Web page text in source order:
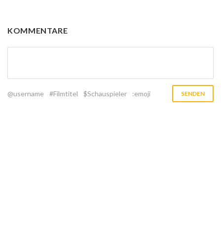
KOMMENTARE
@username #Filmtitel $Schauspieler :emoji